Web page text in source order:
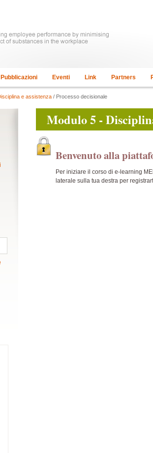
Pubblicazioni Eventi Link Partners
e assistenza / Processo decisionale
Modulo 5 -
Benvenuto alla
Per iniziare il corso di e-learning
laterale sulla tua destra per